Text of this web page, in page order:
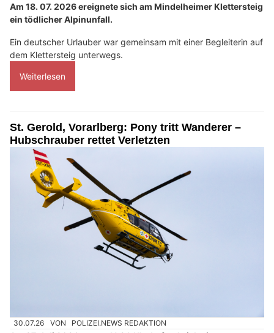
Am 18. 07. 2026 ereignete sich am Mindelheimer Klettersteig
ein tödlicher Alpinunfall.
Ein deutscher Urlauber war gemeinsam mit einer Begleiterin auf
dem Klettersteig unterwegs.
Weiterlesen
St. Gerold, Vorarlberg: Pony tritt Wanderer –
Hubschrauber rettet Verletzten
30.07.26 VON POLIZEI.NEWS REDAKTION